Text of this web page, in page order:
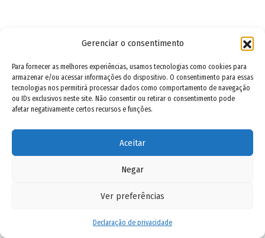
Gerenciar o consentimento
Para fornecer as melhores experiências, usamos tecnologias como cookies para
armazenar e/ou acessar informações do dispositivo. O consentimento para essas
tecnologias nos permitirá processar dados como comportamento de navegação
ou IDs exclusivos neste site. Não consentir ou retirar o consentimento pode
afetar negativamente certos recursos e funções.
Aceitar
Negar
Ver preferências
Declaração de privacidade